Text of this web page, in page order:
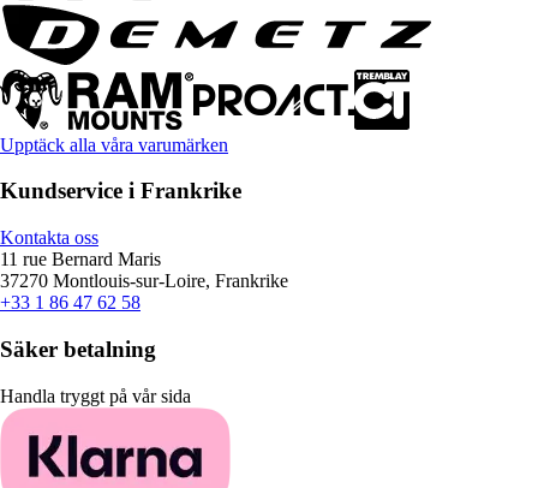
Upptäck alla våra varumärken
Kundservice i Frankrike
Kontakta oss
11 rue Bernard Maris
37270 Montlouis-sur-Loire, Frankrike
+33 1 86 47 62 58
Säker betalning
Handla tryggt på vår sida